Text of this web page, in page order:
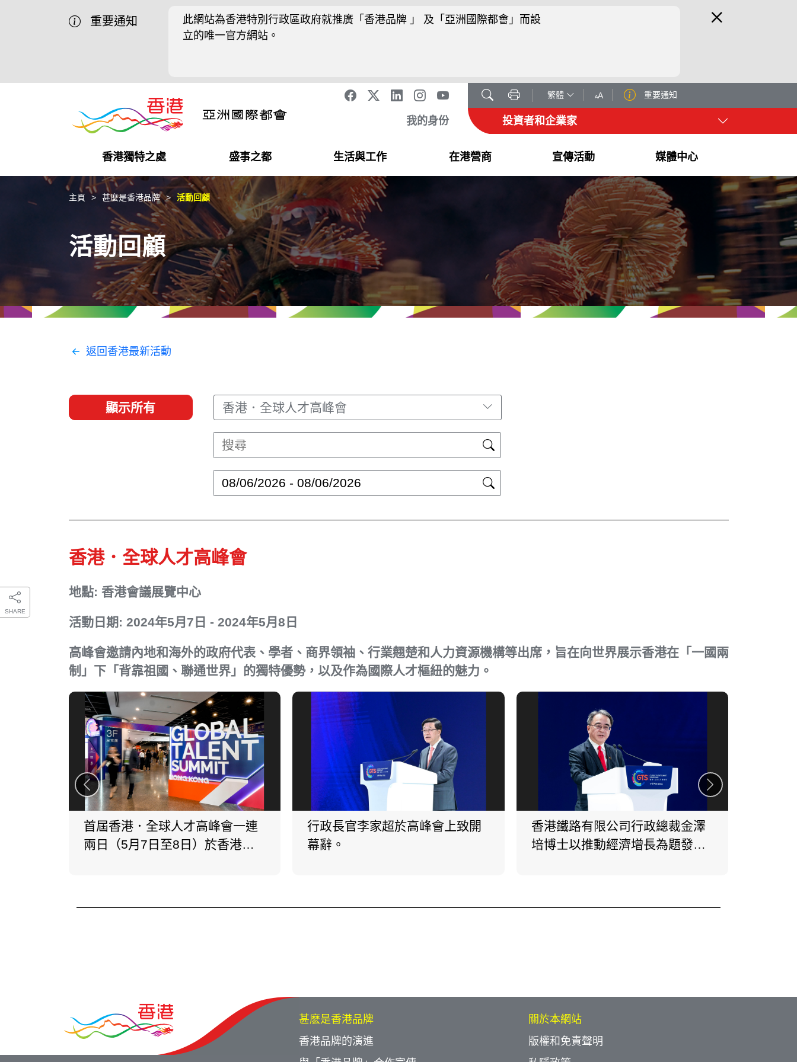
重要通知
此網站為香港特別行政區政府就推廣「香港品牌 」 及「亞洲國際都會」而設
立的唯一官方網站。
繁體 AA 重要通知
我的身份 投資者和企業家
香港獨特之處
營商機會
獨特優勢
盛事之都
盛事之都
最新活動精選
生活與工作
在港工作
都會生活
在港營商
在港創業
初創企業
商業網絡
經貿協定
宣傳活動
推廣香港@中國內地
推廣香港@中東
推廣香港@粵港澳大灣區
推廣香港@東盟
媒體中心
最新資訊
媒體資訊
社交媒體
資源
SHARE
主頁 甚麼是香港品牌 活動回顧
活動回顧
返回香港最新活動
顯示所有 香港．全球人才高峰會
香港．全球人才高峰會
地點: 香港會議展覽中心
活動日期: 2024年5月7日 - 2024年5月8日
高峰會邀請內地和海外的政府代表、學者、商界領袖、行業翹楚和人力資源機構等出席，旨在向世界展示香港在「一國兩
制」下「背靠祖國、聯通世界」的獨特優勢，以及作為國際人才樞紐的魅力。
首屆香港．全球人才高峰會一連
兩日（5月7日至8日）於香港會
行政長官李家超於高峰會上致開
幕辭。
香港鐵路有限公司行政總裁金澤
培博士以推動經濟增長為題發表
甚麽是香港品牌
香港品牌的演進
關於本網站
版權和免責聲明